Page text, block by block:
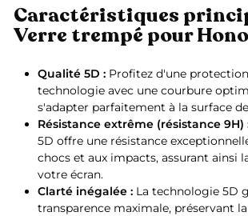
Caractéristiques
Verre trempé pour
Qualité 5D : Profitez d'une
technologie avec une courbure
s'adapter parfaitement à la surface
Résistance extrême (résistance 9H)
5D offre une résistance
chocs et aux impacts, assurant ainsi
votre écran.
Clarté inégalée : La technologie 5D
transparence maximale, préservant